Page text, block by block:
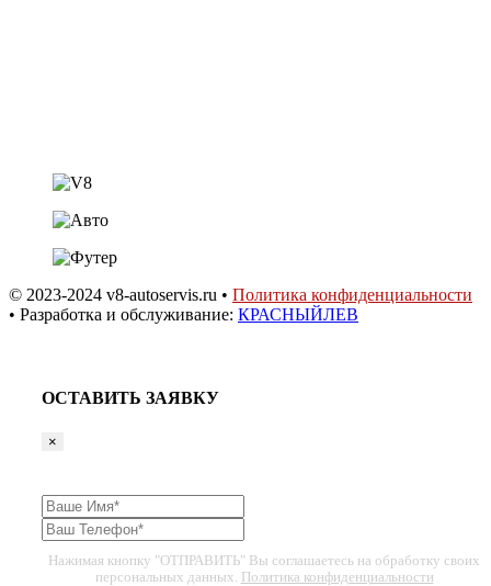
© 2023-2024 v8-autoservis.ru • Политика конфиденциальности
• Разработка и обслуживание: КРАСНЫЙЛЕВ
ОСТАВИТЬ ЗАЯВКУ
×
Нажимая кнопку "ОТПРАВИТЬ" Вы соглашаетесь на обработку своих
персональных данных. Политика конфиденциальности